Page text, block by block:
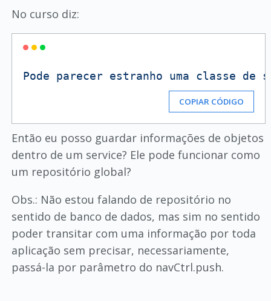
No curso diz:
Pode parecer estranho uma classe de
COPIAR CÓDIGO
Então eu posso guardar informações de objetos
dentro de um service? Ele pode funcionar como
um repositório global?
Obs.: Não estou falando de repositório no
sentido de banco de dados, mas sim no sentido
poder transitar com uma informação por toda
aplicação sem precisar, necessariamente,
passá-la por parâmetro do navCtrl.push.